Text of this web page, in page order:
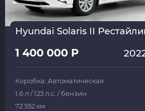
Hyundai Solaris II
1 400 000 Р
Коробка: Автоматическая
1.6 л / 123 л.с. / бензин
72 552 км